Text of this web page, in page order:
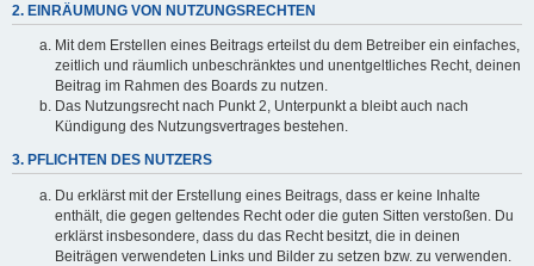
2. EINRÄUMUNG VON NUTZUNGSRECHTEN
Mit dem Erstellen eines Beitrags erteilst du dem Betreiber ein einfaches,
zeitlich und räumlich unbeschränktes und unentgeltliches Recht, deinen
Beitrag im Rahmen des Boards zu nutzen.
Das Nutzungsrecht nach Punkt 2, Unterpunkt a bleibt auch nach
Kündigung des Nutzungsvertrages bestehen.
3. PFLICHTEN DES NUTZERS
Du erklärst mit der Erstellung eines Beitrags, dass er keine Inhalte
enthält, die gegen geltendes Recht oder die guten Sitten verstoßen. Du
erklärst insbesondere, dass du das Recht besitzt, die in deinen
Beiträgen verwendeten Links und Bilder zu setzen bzw. zu verwenden.